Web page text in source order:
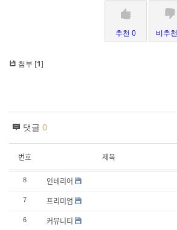
추천 0 비추
첨부 [1]
댓글 0
번호 제목
8 인테리어
7 프리미엄
6 커뮤니티